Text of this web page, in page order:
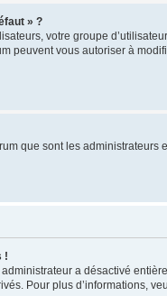
» ?
votre groupe
peuvent vous autoriser à
que sont les
!
a désactivé
Pour plus d’informations,